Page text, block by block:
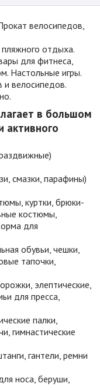
велосипедов,
отдыха.
для фитнеса,
Настольные игры.
и велосипедов.
в большом
активного
смазки, парафины)
куртки, брюки-
костюмы,
для
обувьи, чешки,
тапочки,
элептические,
для пресса,
палки,
гимнастические
гантели, ремни
носа, беруши,